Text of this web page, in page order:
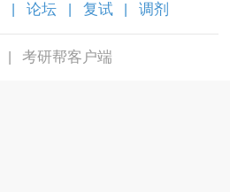
论坛 复试 调剂
考研帮客户端